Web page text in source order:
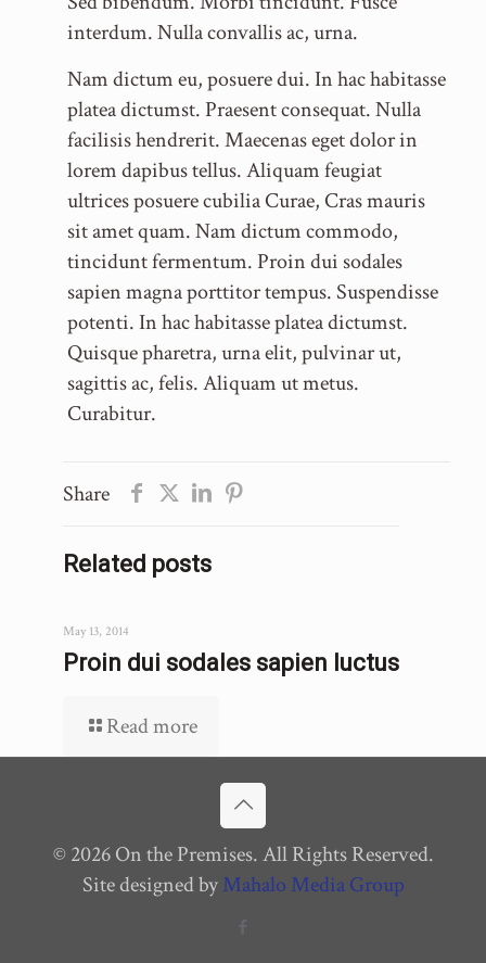
interdum. Nulla convallis ac, urna.
Nam dictum eu, posuere dui. In hac habitasse
platea dictumst. Praesent consequat. Nulla
facilisis hendrerit. Maecenas eget dolor in
lorem dapibus tellus. Aliquam feugiat
ultrices posuere cubilia Curae, Cras mauris
sit amet quam. Nam dictum commodo,
tincidunt fermentum. Proin dui sodales
sapien magna porttitor tempus. Suspendisse
potenti. In hac habitasse platea dictumst.
Quisque pharetra, urna elit, pulvinar ut,
sagittis ac, felis. Aliquam ut metus.
Curabitur.
Share
Related posts
May 13, 2014
Proin dui sodales sapien luctus
Read more
© 2026 On the Premises. All Rights Reserved.
Site designed byMahalo Media Group